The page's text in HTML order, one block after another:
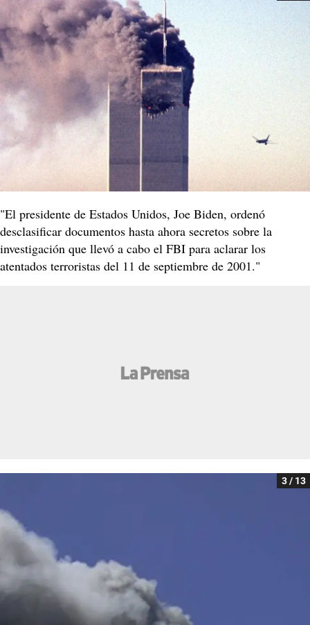
"El presidente de Estados Unidos, Joe Biden, ordenó
desclasificar documentos hasta ahora secretos sobre la
investigación que llevó a cabo el FBI para aclarar los
atentados terroristas del 11 de septiembre de 2001."
3 / 13